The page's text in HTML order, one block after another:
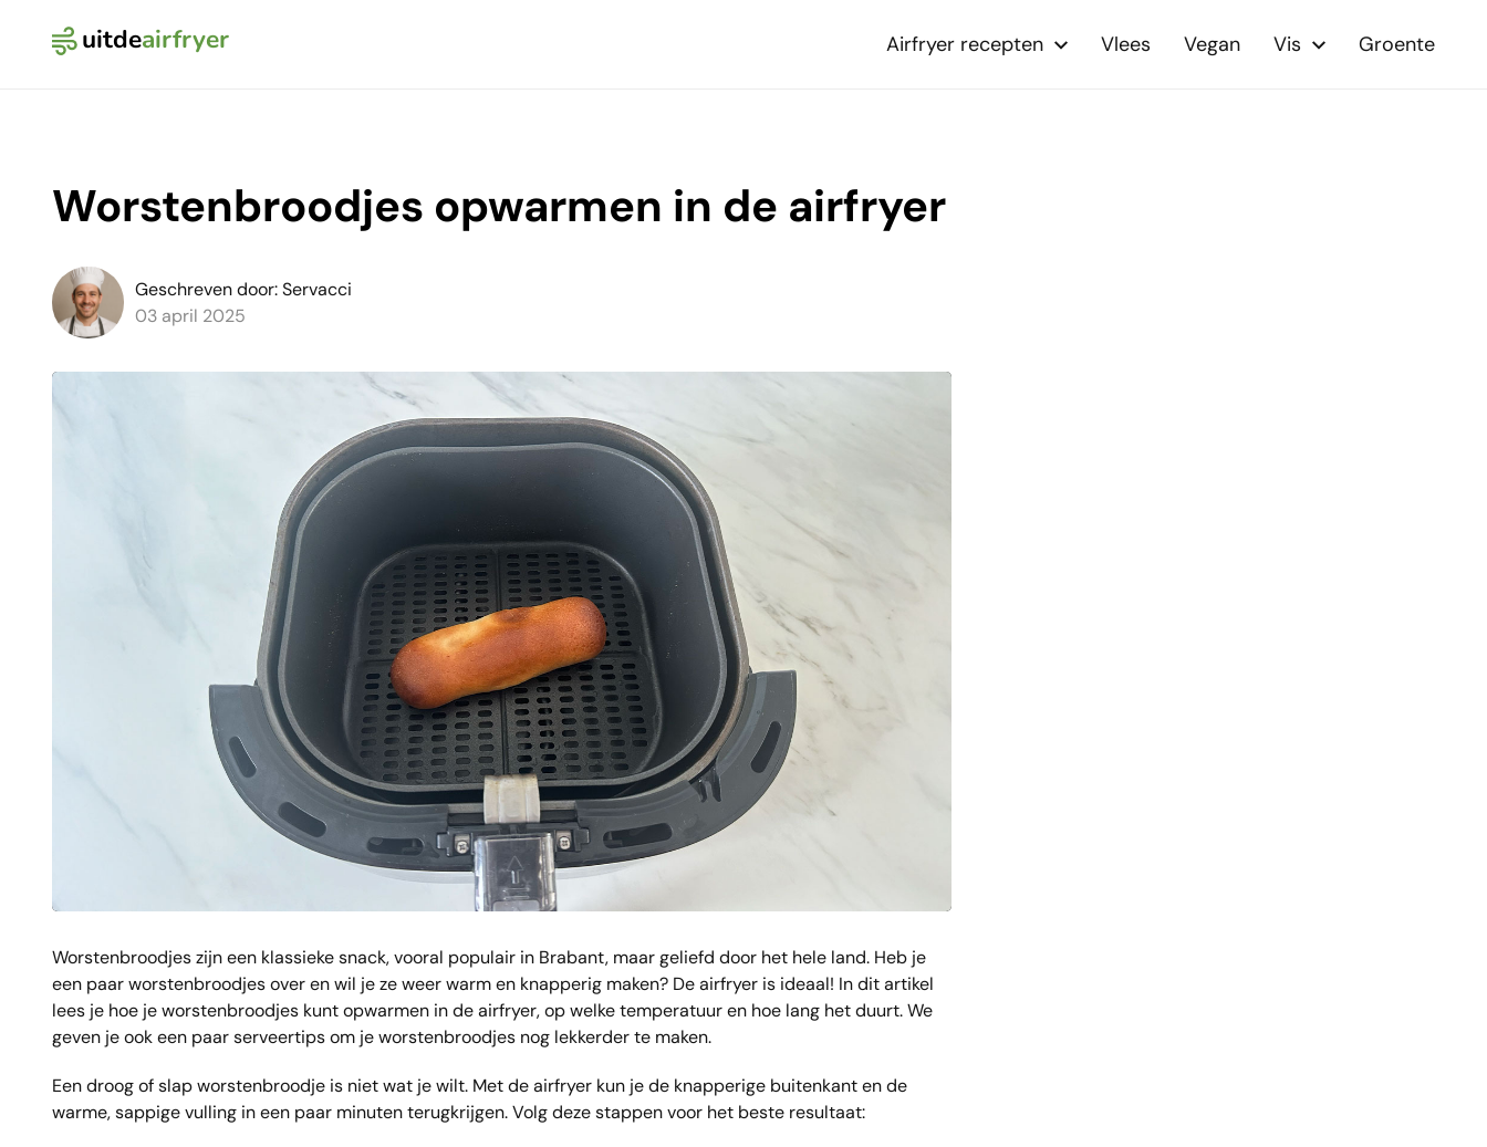
uitdeairfryerLogo Uit de Airfryer Airfryer recepten Vlees Vegan Vis Groente
Worstenbroodjes opwarmen in de airfryer
Geschreven door: Servacci
03 april 2025
Worstenbroodjes zijn een klassieke snack, vooral populair in Brabant, maar geliefd door het hele land. Heb je
een paar worstenbroodjes over en wil je ze weer warm en knapperig maken? De airfryer is ideaal! In dit artikel
lees je hoe je worstenbroodjes kunt opwarmen in de airfryer, op welke temperatuur en hoe lang het duurt. We
geven je ook een paar serveertips om je worstenbroodjes nog lekkerder te maken.
Een droog of slap worstenbroodje is niet wat je wilt. Met de airfryer kun je de knapperige buitenkant en de
warme, sappige vulling in een paar minuten terugkrijgen. Volg deze stappen voor het beste resultaat: